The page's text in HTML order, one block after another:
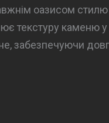
оазисом
текстуру каменю
забезпечуючи